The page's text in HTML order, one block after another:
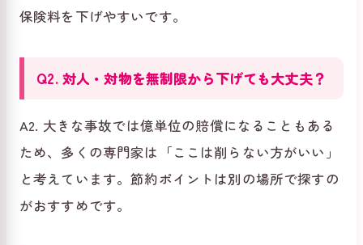
保険料を下げやすいです。
Q2. 対人・対物を無制限から下げても大丈夫？
A2. 大きな事故では億単位の賠償になることもある
ため、多くの専門家は「ここは削らない方がいい」
と考えています。節約ポイントは別の場所で探すの
がおすすめです。